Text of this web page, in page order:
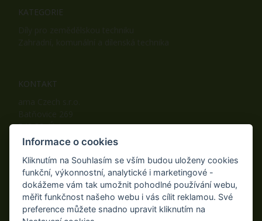
KATEGORIE
KONTAKT
542 32, Úpice
Telefon: +420 498 100 050
Fax: +420 498 100 051
E-mail:info@ama-zahrada.cz
Web:www.ama-zahrada.cz
Informace o cookies
Kliknutím na Souhlasím se vším budou uloženy cookies
funkční, výkonnostní, analytické i marketingové -
dokážeme vám tak umožnit pohodlné používání webu,
měřit funkčnost našeho webu i vás cílit reklamou. Své
preference můžete snadno upravit kliknutím na